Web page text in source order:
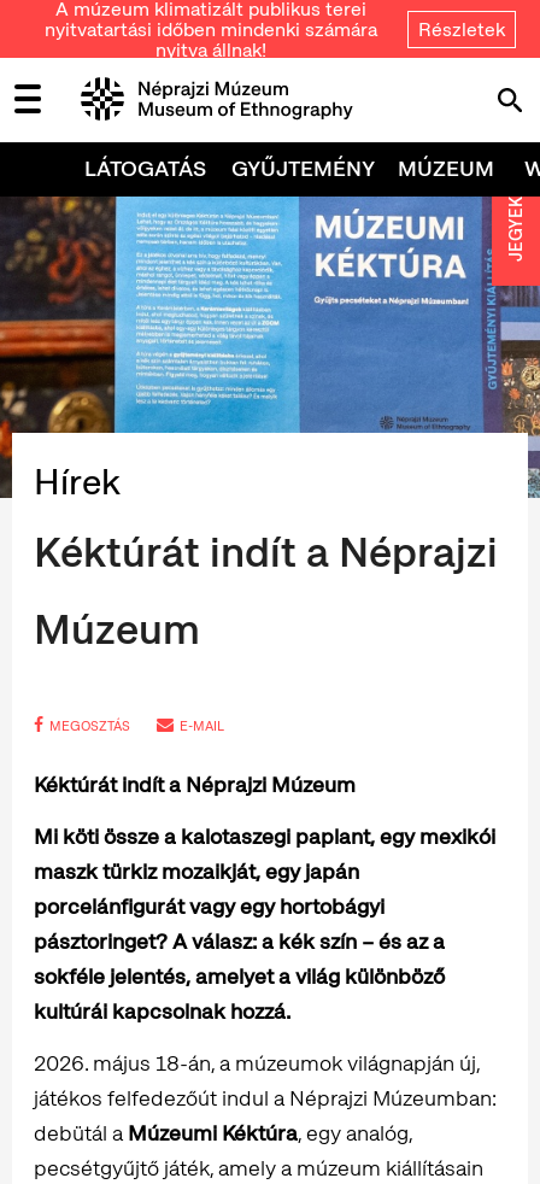
A múzeum klimatizált publikus terei
nyitvatartási időben mindenki számára
nyitva állnak!
Részletek
LÁTOGATÁS GYŰJTEMÉNY MÚZEUM
Hírek
Kéktúrát indít a Néprajzi
Múzeum
MEGOSZTÁS E-MAIL
Kéktúrát indít a Néprajzi Múzeum
Mi köti össze a kalotaszegi paplant, egy mexikói
maszk türkiz mozaikját, egy japán
porcelánfigurát vagy egy hortobágyi
pásztoringet? A válasz: a kék szín – és az a
sokféle jelentés, amelyet a világ különböző
kultúrái kapcsolnak hozzá.
2026. május 18-án, a múzeumok világnapján új,
játékos felfedezőút indul a Néprajzi Múzeumban:
debütál aMúzeumi Kéktúra, egy analóg,
pecsétgyűjtő játék, amely a múzeum kiállításain
JEGYEK